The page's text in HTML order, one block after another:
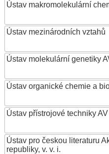
Ústav makromolekulární
Ústav mezinárodních vztahů
Ústav molekulární genetiky
Ústav organické chemie a
Ústav přístrojové techniky
Ústav pro českou literaturu
republiky, v. v. i.